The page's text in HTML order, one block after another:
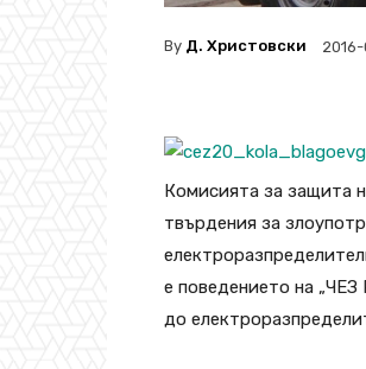
By Д. Христовски
Комисията за защита
твърдения за
е поведението на
до